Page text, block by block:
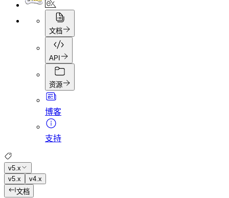
文档
API
资源
博客
支持
v5.x
v5.x
v4.x
文档